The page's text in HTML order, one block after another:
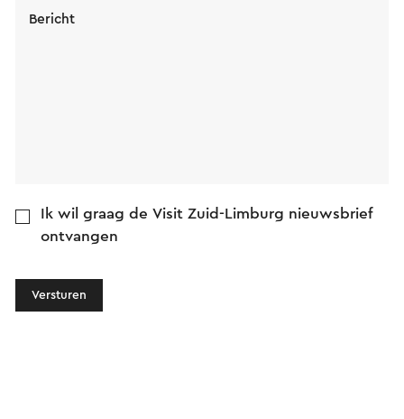
Bericht
Ik wil graag de Visit Zuid-Limburg nieuwsbrief
ontvangen
Versturen